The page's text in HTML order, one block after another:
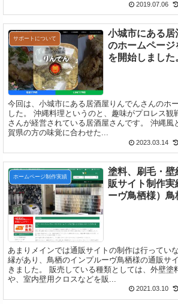
2019.07.06
サポートについて
小城市にある
のホームページ
を開始しました
今回は、小城市にある居酒屋りんでんさんのホ
した。 沖縄料理というのと、趣味がプロレス観
さんが経営されている居酒屋さんです。 沖縄風
賀県の方の味覚に合わせた...
2023.03.14
ホームページ制作実績
塗料、刷毛・壁
販サイト制作
ーヴ鳥栖様）鳥
あまりメインでは通販サイトの制作は行ってい
縁があり、鳥栖のインプルーヴ鳥栖様の通販サ
きました。 販売している種類としては、外壁塗
や、室内壁用クロスなどを販...
2021.03.10